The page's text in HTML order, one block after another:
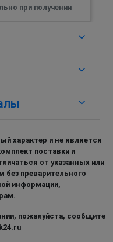
при получении
характер и не является
поставки и
от указанных или
без преварительного
информации,
пожалуйста, сообщите